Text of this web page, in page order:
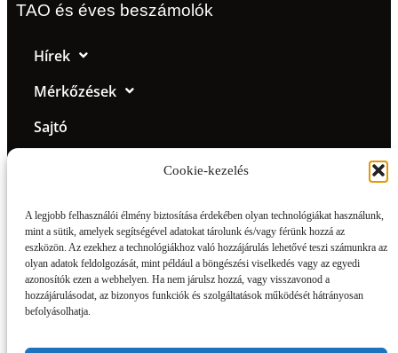
Cookie-kezelés
A legjobb felhasználói élmény biztosítása érdekében olyan technológiákat használunk,
mint a sütik, amelyek segítségével adatokat tárolunk és/vagy férünk hozzá az
eszközön. Az ezekhez a technológiákhoz való hozzájárulás lehetővé teszi számunkra az
olyan adatok feldolgozását, mint például a böngészési viselkedés vagy az egyedi
azonosítók ezen a webhelyen. Ha nem járulsz hozzá, vagy visszavonod a
hozzájárulásodat, az bizonyos funkciók és szolgáltatások működését hátrányosan
befolyásolhatja.
TAO és éves beszámolók
Hírek
Mérkőzések
Sajtó
Galéria
BMTE-shop
Jegyinfó